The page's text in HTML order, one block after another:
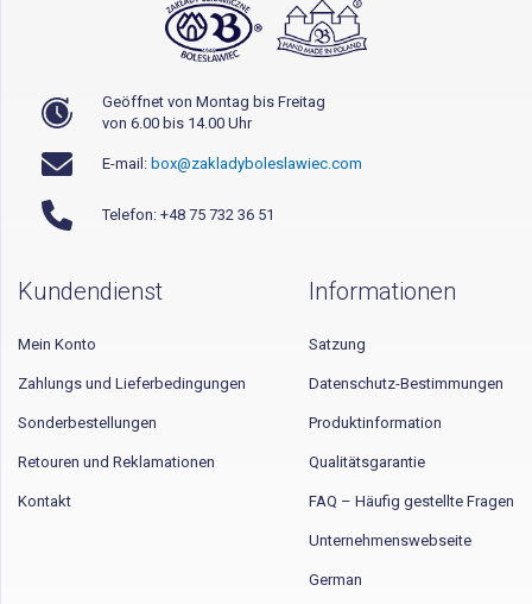
Geöffnet von Montag bis Freitag
von 6.00 bis 14.00 Uhr
E-mail: box@zakladyboleslawiec.com
Telefon: +48 75 732 36 51
Kundendienst
Mein Konto
Zahlungs und Lieferbedingungen
Sonderbestellungen
Retouren und Reklamationen
Kontakt
Informationen
Satzung
Datenschutz-Bestimmungen
Produktinformation
Qualitätsgarantie
FAQ – Häufig gestellte Fragen
Unternehmenswebseite
German